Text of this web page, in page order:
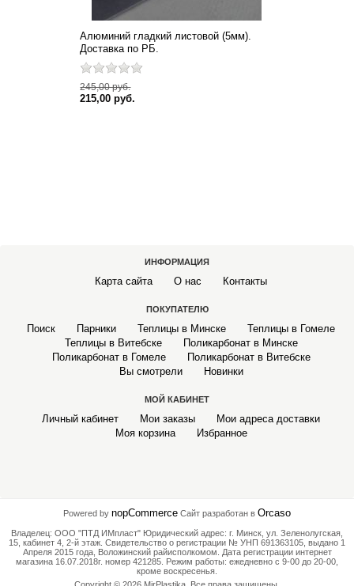
Алюминий гладкий листовой (5мм).
Доставка по РБ.
245,00 руб.
215,00 руб.
ИНФОРМАЦИЯ
Карта сайта О нас Контакты
ПОКУПАТЕЛЮ
Поиск Парники Теплицы в Минске
Теплицы в Гомеле
Теплицы в Витебске
Поликарбонат в Минске
Поликарбонат в Гомеле
Поликарбонат в Витебске
Вы смотрели
Новинки
МОЙ КАБИНЕТ
Личный кабинет Мои заказы
Мои адреса доставки
Моя корзина
Избранное
Powered by nopCommerce Сайт разработан в Orcaso
Владелец: ООО "ПТД ИМпласт" Юридический адрес: г. Минск, ул. Зеленолугская,
15, кабинет 4, 2-й этаж. Свидетельство о регистрации № УНП 691363105, выдано 1
Апреля 2015 года, Воложинский райисполкомом. Дата регистрации интернет
магазина 16.07.2018г. номер 421285. Режим работы: ежедневно с 9-00 до 20-00,
кроме воскресенья.